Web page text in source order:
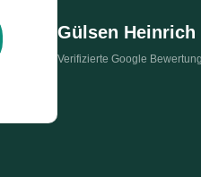
Gülsen Heinrich
Verifizierte Google Bewertung